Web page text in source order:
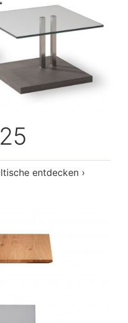
entdecken ›